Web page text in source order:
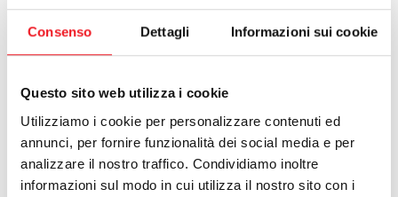
Consenso Dettagli Informazioni sui cookie
Questo sito web utilizza i cookie
Utilizziamo i cookie per personalizzare contenuti ed
annunci, per fornire funzionalità dei social media e per
analizzare il nostro traffico. Condividiamo inoltre
informazioni sul modo in cui utilizza il nostro sito con i
TENNIS
BEACH TENNIS